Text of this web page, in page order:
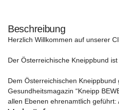
Beschreibung
Herzlich Willkommen auf unserer
Der Österreichische Kneippbund
Dem Österreichischen
Gesundheitsmagazin “Kneipp